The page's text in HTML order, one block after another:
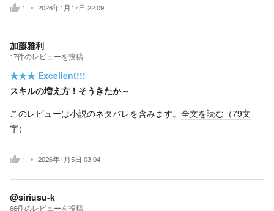
1 2026年1月17日 22:09
加藤雅利
17件のレビューを投稿
★★★ Excellent!!!
スキルの増え方！そうきたか～
このレビューは小説のネタバレを含みます。 全文を読む（79文
字）
1 2026年1月5日 03:04
@siriusu-k
66件のレビューを投稿